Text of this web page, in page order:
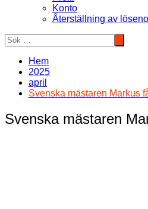
Konto
Återställning av
Hem
2025
april
Svenska mästaren Markus
Svenska mästaren